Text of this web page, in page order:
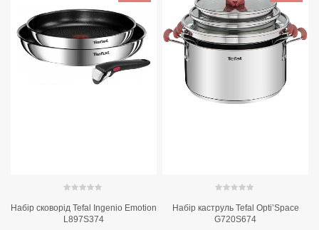
Набір сковорід Tefal Ingenio Emotion
L897S374
Набір каструль Tefal Opti’Space
G720S674